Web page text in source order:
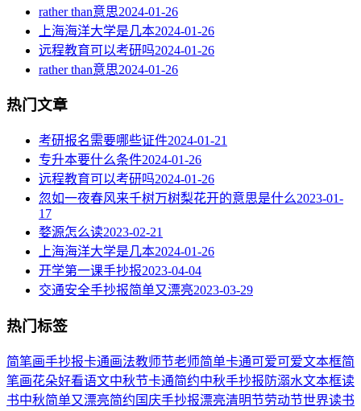
rather than意思2024-01-26
上海海洋大学是几本2024-01-26
远程教育可以考研吗2024-01-26
rather than意思2024-01-26
热门文章
考研报名需要哪些证件2024-01-21
专升本要什么条件2024-01-26
远程教育可以考研吗2024-01-26
忽如一夜春风来千树万树梨花开的意思是什么2023-01-
17
婺源怎么读2023-02-21
上海海洋大学是几本2024-01-26
开学第一课手抄报2023-04-04
交通安全手抄报简单又漂亮2023-03-29
热门标签
简笔画手抄报卡通画法教师节老师简单卡通可爱可爱文本框简
笔画花朵好看语文中秋节卡通简约中秋手抄报 防溺水文本框读
书中秋简单又漂亮简约 国庆手抄报漂亮清明节劳动节世界读书